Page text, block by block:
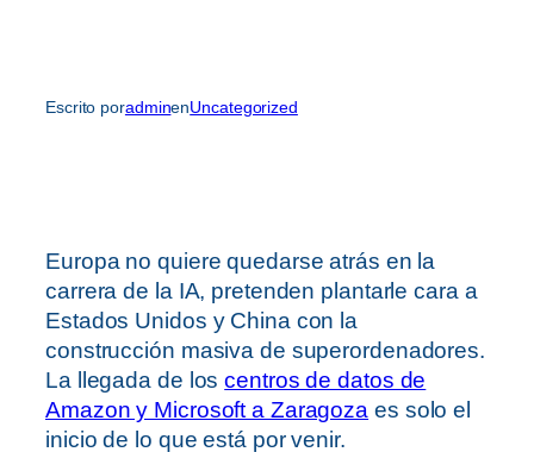
Escrito poradminenUncategorized
Europa no quiere quedarse atrás en la
carrera de la IA, pretenden plantarle cara a
Estados Unidos y China con la
construcción masiva de superordenadores.
La llegada de loscentros de datos de
Amazon y Microsoft a Zaragoza es solo el
inicio de lo que está por venir.